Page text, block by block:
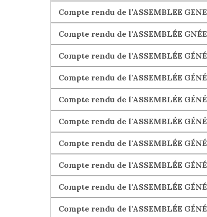
Compte rendu de l’ASSEMBLEE
Compte rendu de l'ASSEMBLÉE
Compte rendu de l'ASSEMBLÉE
Compte rendu de l'ASSEMBLÉE
Compte rendu de l'ASSEMBLÉE
Compte rendu de l'ASSEMBLÉE
Compte rendu de l'ASSEMBLÉE
Compte rendu de l'ASSEMBLÉE
Compte rendu de l'ASSEMBLÉE
Compte rendu de l'ASSEMBLÉE